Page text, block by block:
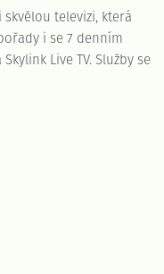
televizi, která
i se 7 denním
Live TV. Služby se